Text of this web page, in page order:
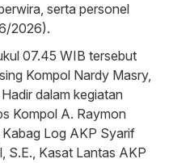
serta personel
2026).
07.45 WIB tersebut
Kompol Nardy Masry,
dalam kegiatan
Kompol A. Raymon
Kabag Log AKP Syarif
S.E., Kasat Lantas AKP